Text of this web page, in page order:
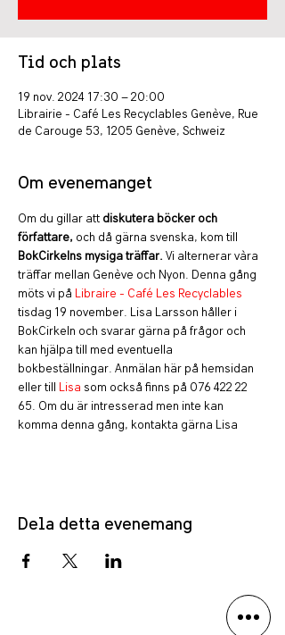
Tid och plats
19 nov. 2024 17:30 – 20:00
Librairie - Café Les Recyclables Genève, Rue
de Carouge 53, 1205 Genève, Schweiz
Om evenemanget
Om du gillar att diskutera böcker och
författare, och då gärna svenska, kom till
BokCirkelns mysiga träffar. Vi alternerar vàra
träffar mellan Genève och Nyon. Denna gång
möts vi på Libraire - Café Les Recyclables
tisdag 19 november. Lisa Larsson håller i
BokCirkeln och svarar gärna på frågor och
kan hjälpa till med eventuella
bokbeställningar. Anmälan här på hemsidan
eller till
Lisa som också finns på 076 422 22
65. Om du är intresserad men inte kan
komma denna gång, kontakta gärna Lisa
Dela detta evenemang